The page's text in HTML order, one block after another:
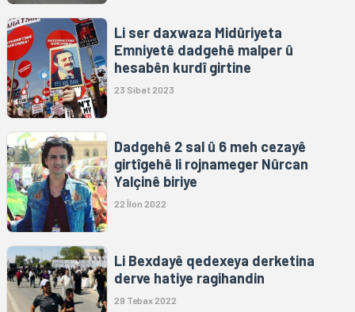
Li ser daxwaza Midûriyeta
Emniyetê dadgehê malper û
hesabên kurdî girtine
23 Sibat 2023
Dadgehê 2 sal û 6 meh cezayê
girtîgehê li rojnameger Nûrcan
Yalçinê biriye
22 Îlon 2022
Li Bexdayê qedexeya derketina
derve hatiye ragihandin
29 Tebax 2022